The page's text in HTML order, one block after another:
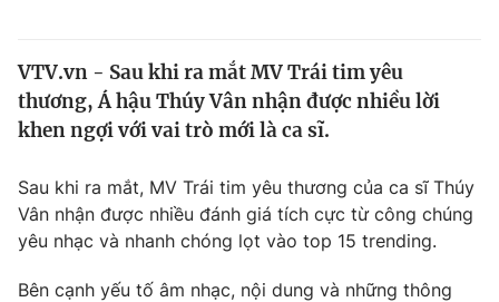
Thế giới
Thế giới đó đây
Câu chuyện quốc tế
Kinh tế
Tài chính
Thị trường
Dữ liệu và đời sống
VTV.vn - Sau khi ra mắt MV Trái tim yêu
thương, Á hậu Thúy Vân nhận được nhiều lời
khen ngợi với vai trò mới là ca sĩ.
Sau khi ra mắt, MV Trái tim yêu thương của ca sĩ Thúy
Vân nhận được nhiều đánh giá tích cực từ công chúng
yêu nhạc và nhanh chóng lọt vào top 15 trending.
Bên cạnh yếu tố âm nhạc, nội dung và những thông